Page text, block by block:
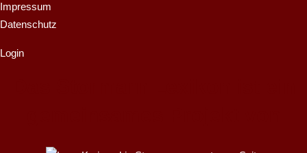
Impressum
Datenschutz
Login